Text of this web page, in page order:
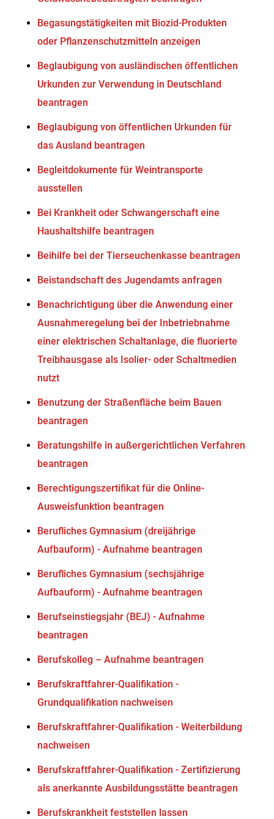
Begasungstätigkeiten mit Biozid-Produkten
oder Pflanzenschutzmitteln anzeigen
Beglaubigung von ausländischen öffentlichen
Urkunden zur Verwendung in Deutschland
beantragen
Beglaubigung von öffentlichen Urkunden für
das Ausland beantragen
Begleitdokumente für Weintransporte
ausstellen
Bei Krankheit oder Schwangerschaft eine
Haushaltshilfe beantragen
Beihilfe bei der Tierseuchenkasse beantragen
Beistandschaft des Jugendamts anfragen
Benachrichtigung über die Anwendung einer
Ausnahmeregelung bei der Inbetriebnahme
einer elektrischen Schaltanlage, die fluorierte
Treibhausgase als Isolier- oder Schaltmedien
nutzt
Benutzung der Straßenfläche beim Bauen
beantragen
Beratungshilfe in außergerichtlichen Verfahren
beantragen
Berechtigungszertifikat für die Online-
Ausweisfunktion beantragen
Berufliches Gymnasium (dreijährige
Aufbauform) - Aufnahme beantragen
Berufliches Gymnasium (sechsjährige
Aufbauform) - Aufnahme beantragen
Berufseinstiegsjahr (BEJ) - Aufnahme
beantragen
Berufskolleg – Aufnahme beantragen
Berufskraftfahrer-Qualifikation -
Grundqualifikation nachweisen
Berufskraftfahrer-Qualifikation - Weiterbildung
nachweisen
Berufskraftfahrer-Qualifikation - Zertifizierung
als anerkannte Ausbildungsstätte beantragen
Berufskrankheit feststellen lassen